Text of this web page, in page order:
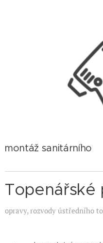
montáž
Topenářské
opravy, rozvody ústředního